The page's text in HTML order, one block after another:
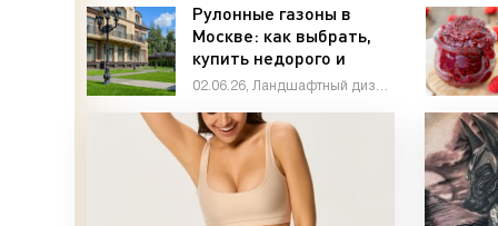
--
-- Самое большое
-- Лучшее, что можно
Рулонные газоны в
Москве: как выбрать,
купить недорого и
получить идеальный